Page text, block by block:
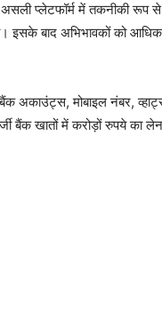
प्लेटफॉर्म में तकनीकी रूप
इसके बाद अभिभावकों को
बैंक अकाउंट्स, मोबाइल नंबर,
बैंक खातों में करोड़ों रुपये का